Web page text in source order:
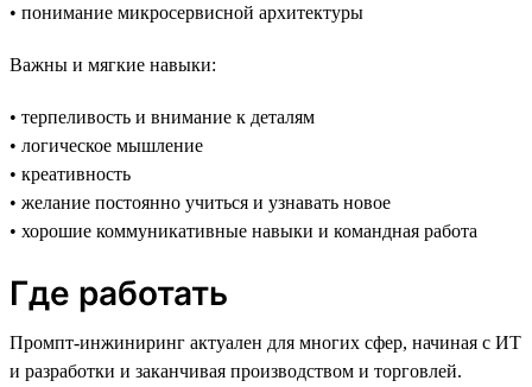
• понимание микросервисной архитектуры
Важны и мягкие навыки:
• терпеливость и внимание к деталям
• логическое мышление
• креативность
• желание постоянно учиться и узнавать новое
• хорошие коммуникативные навыки и командная работа
Где работать
Промпт-инжиниринг актуален для многих сфер, начиная с ИТ
и разработки и заканчивая производством и торговлей.